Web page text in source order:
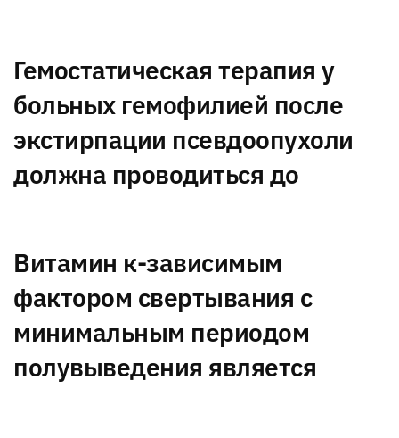
Гемостатическая терапия у
больных гемофилией после
экстирпации псевдоопухоли
должна проводиться до
Витамин к-зависимым
фактором свертывания с
минимальным периодом
полувыведения является